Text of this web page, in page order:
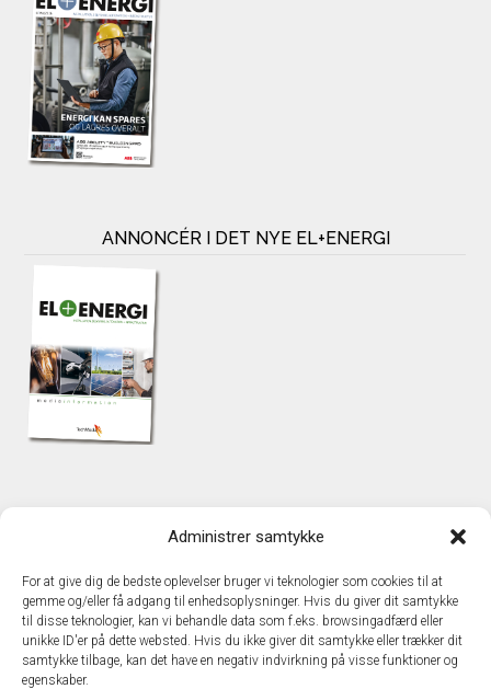
Administrer samtykke
For at give dig de bedste oplevelser bruger vi teknologier som cookies til at
gemme og/eller få adgang til enhedsoplysninger. Hvis du giver dit samtykke
til disse teknologier, kan vi behandle data som f.eks. browsingadfærd eller
unikke ID'er på dette websted. Hvis du ikke giver dit samtykke eller trækker dit
samtykke tilbage, kan det have en negativ indvirkning på visse funktioner og
egenskaber.
ANNONCÉR I DET NYE EL+ENERGI
TechMedia A/S
DK – 2600 Glostrup
www.techmedia.dk
Telefon: +45 43 24 26 28
E-mail:info@techmedia.dk